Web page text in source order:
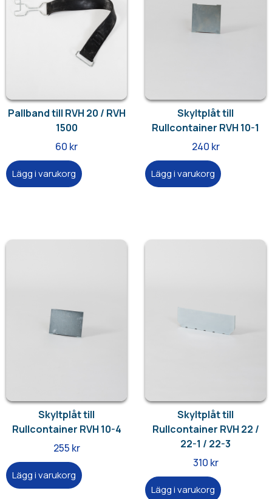
Pallband till RVH 20 / RVH
1500
60 kr
Lägg i varukorg
Skyltplåt till
Rullcontainer RVH 10-1
240 kr
Lägg i varukorg
Skyltplåt till
Rullcontainer RVH 10-4
255 kr
Lägg i varukorg
Skyltplåt till
Rullcontainer RVH 22 /
22-1 / 22-3
310 kr
Lägg i varukorg